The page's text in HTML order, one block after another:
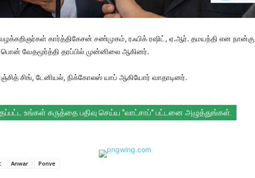
கார்த்திகேசன் சண்முகம், ரஃபிக் ரஷிட், ஏ.ஆர். தமயந்தி என நான்கு
வேதமூர்த்தி தரப்பில் முன்னிலை ஆகினர்.
ரஞ்சித் சிங், டேனியல், நிக்கோலஸ் யாப் ஆகியோர் வாதாடினர்.
உங்கள் கருத்தை பதிவு செய்ய "வாட்சாப்" பட்டனை அழுத்துங்கள்.
Anwar Ponve